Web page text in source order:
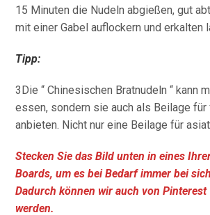
15 Minuten die Nudeln abgießen, gut
mit einer Gabel auflockern und erkalten
Tipp:
3Die “ Chinesischen Bratnudeln “ kann
essen, sondern sie auch als Beilage für
anbieten. Nicht nur eine Beilage für
Stecken Sie das Bild unten in eines
Boards, um es bei Bedarf immer bei
Dadurch können wir auch von
werden.